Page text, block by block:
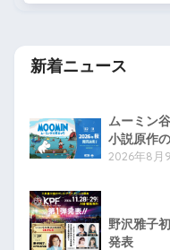
新着ニュース
ムーミン
小説原作
2026年8月
野沢雅子
発表